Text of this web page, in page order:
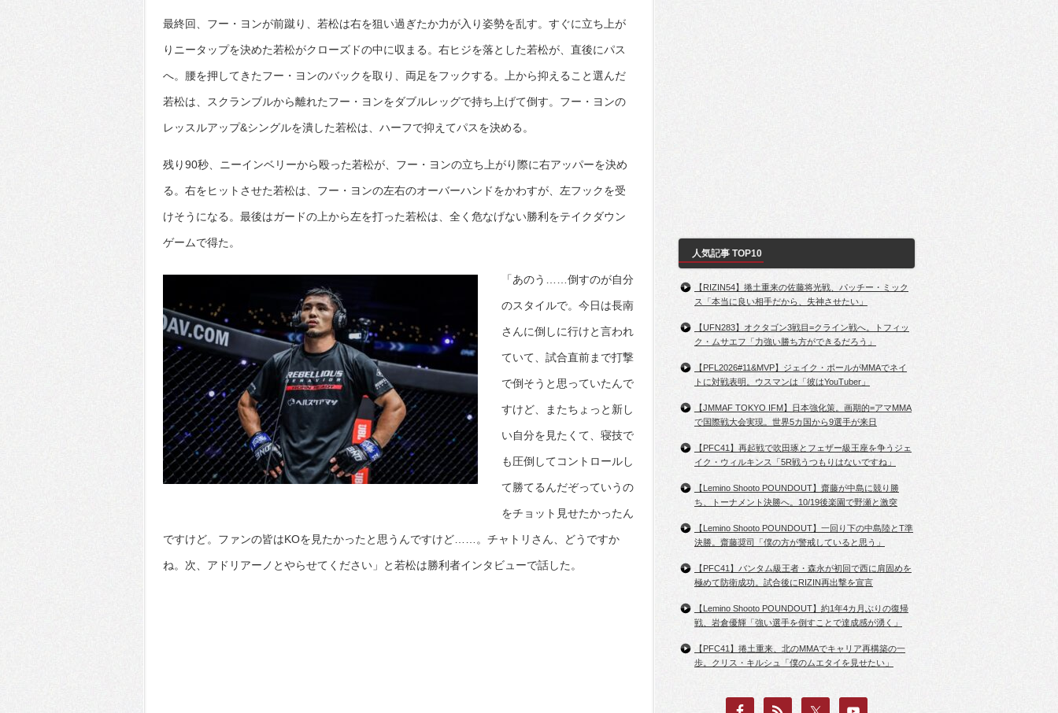
最終回、フー・ヨンが前蹴り、若松は右を狙い過ぎたか力が入り姿勢を乱す。すぐに立ち上が
りニータップを決めた若松がクローズドの中に収まる。右ヒジを落とした若松が、直後にパス
へ。腰を押してきたフー・ヨンのバックを取り、両足をフックする。上から抑えること選んだ
若松は、スクランブルから離れたフー・ヨンをダブルレッグで持ち上げて倒す。フー・ヨンの
レッスルアップ&シングルを潰した若松は、ハーフで抑えてパスを決める。
残り90秒、ニーインベリーから殴った若松が、フー・ヨンの立ち上がり際に右アッパーを決め
る。右をヒットさせた若松は、フー・ヨンの左右のオーバーハンドをかわすが、左フックを受
けそうになる。最後はガードの上から左を打った若松は、全く危なげない勝利をテイクダウン
ゲームで得た。
「あのう……倒すのが自分
のスタイルで。今日は長南
さんに倒しに行けと言われ
ていて、試合直前まで打撃
で倒そうと思っていたんで
すけど、またちょっと新し
い自分を見たくて、寝技で
も圧倒してコントロールし
て勝てるんだぞっていうの
をチョット見せたかったん
ですけど。ファンの皆はKOを見たかったと思うんですけど……。チャトリさん、どうですか
ね。次、アドリアーノとやらせてください」と若松は勝利者インタビューで話した。
人気記事 TOP10
【RIZIN54】捲土重来の佐藤将光戦、パッチー・ミック
ス「本当に良い相手だから、失神させたい」
【UFN283】オクタゴン3戦目=クライン戦へ。トフィッ
ク・ムサエフ「力強い勝ち方ができるだろう」
【PFL2026#11&MVP】ジェイク・ポールがMMAでネイ
トに対戦表明。ウスマンは「彼はYouTuber」
【JMMAF TOKYO IFM】日本強化策。画期的=アマMMA
で国際戦大会実現。世界5カ国から9選手が来日
【PFC41】再起戦で吹田琢とフェザー級王座を争うジェ
イク・ウィルキンス「5R戦うつもりはないですね」
【Lemino Shooto POUNDOUT】齋藤が中島に競り勝
ち、トーナメント決勝へ。10/19後楽園で野瀬と激突
【Lemino Shooto POUNDOUT】一回り下の中島陸とT準
決勝。齋藤奨司「僕の方が警戒していると思う」
【PFC41】バンタム級王者・森永が初回で西に肩固めを
極めて防衛成功。試合後にRIZIN再出撃を宣言
【Lemino Shooto POUNDOUT】約1年4カ月ぶりの復帰
戦、岩倉優輝「強い選手を倒すことで達成感が湧く」
【PFC41】捲土重来、北のMMAでキャリア再構築の一
歩。クリス・キルシュ「僕のムエタイを見せたい」